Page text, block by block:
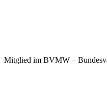
Mitglied im BVMW –